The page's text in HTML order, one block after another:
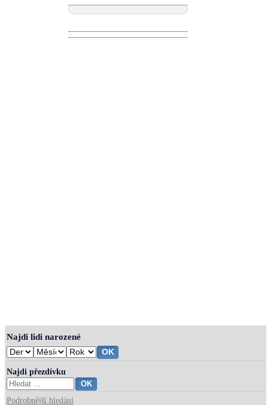
Najdi lidi narozené
Najdi přezdívku
Podrobnější hledání